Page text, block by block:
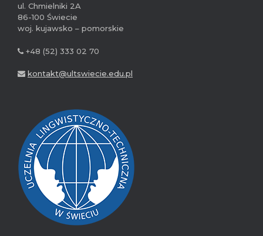
ul. Chmielniki 2A
86-100 Świecie
woj. kujawsko – pomorskie
+48 (52) 333 02 70
kontakt@ultswiecie.edu.pl